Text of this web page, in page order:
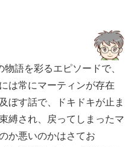
語を彩るエピソードで、
は常にマーティンが存在
ぼす話で、ドキドキが止ま
縛され、戻ってしまったマ
か悪いのかはさてお